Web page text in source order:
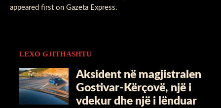
appeared first on Gazeta Express.
LEXO GJITHASHTU
Aksident në magjistralen
Gostivar-Kërçovë, një i
vdekur dhe një i lënduar